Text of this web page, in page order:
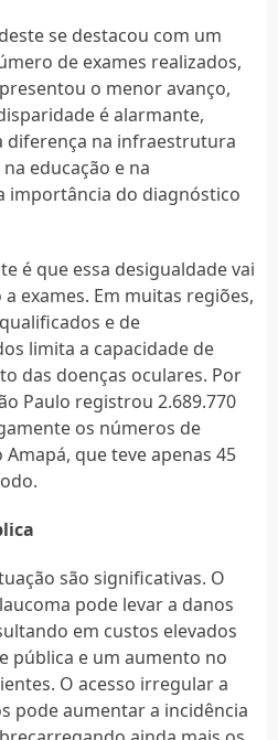
se destacou com um
de exames realizados,
o menor avanço,
é alarmante,
diferença na infraestrutura
educação e na
importância do diagnóstico
é que essa desigualdade vai
exames. Em muitas regiões,
e de
limita a capacidade de
das doenças oculares. Por
Paulo registrou 2.689.770
os números de
que teve apenas 45
são significativas. O
pode levar a danos
em custos elevados
pública e um aumento no
O acesso irregular a
pode aumentar a incidência